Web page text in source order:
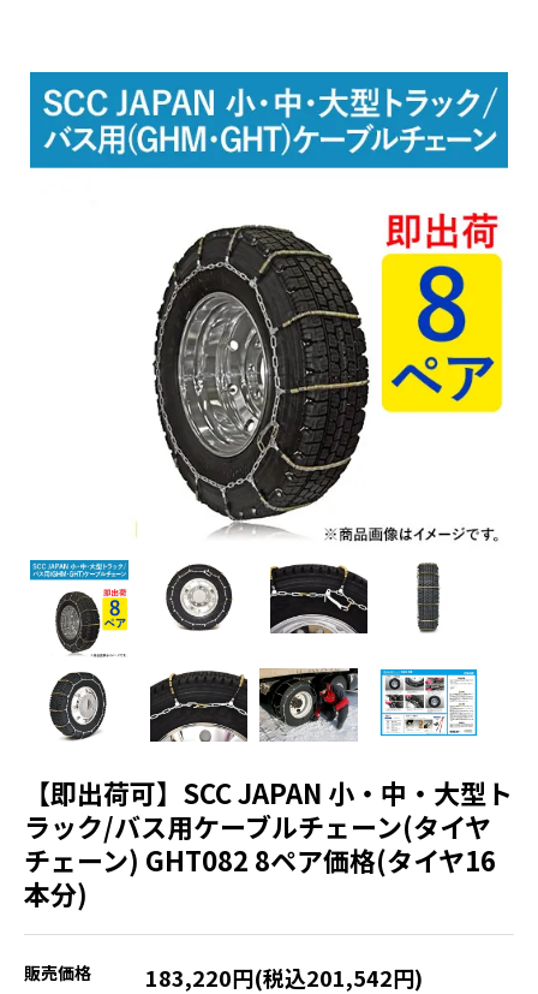
【即出荷可】SCC JAPAN 小・中・大型ト
ラック/バス用ケーブルチェーン(タイヤ
チェーン) GHT082 8ペア価格(タイヤ16
本分)
販売価格 183,220円(税込201,542円)